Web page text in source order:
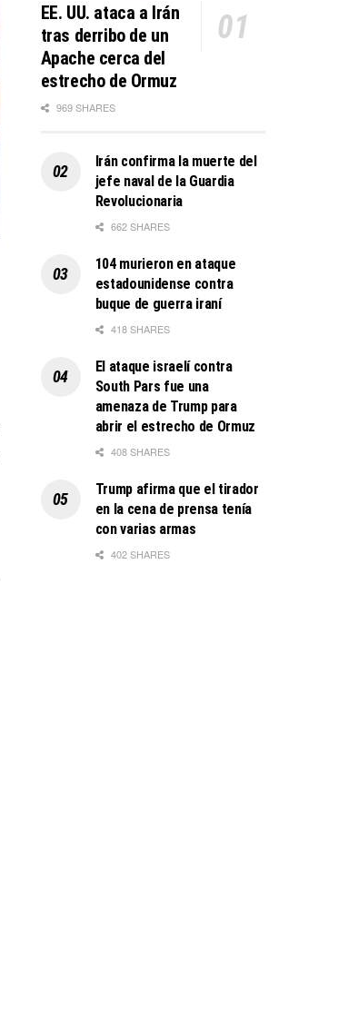
EE. UU. ataca a Irán
tras derribo de un
Apache cerca del
estrecho de Ormuz
969 SHARES
Irán confirma la muerte del
jefe naval de la Guardia
Revolucionaria
662 SHARES
104 murieron en ataque
estadounidense contra
buque de guerra iraní
418 SHARES
El ataque israelí contra
South Pars fue una
amenaza de Trump para
abrir el estrecho de Ormuz
408 SHARES
Trump afirma que el tirador
en la cena de prensa tenía
con varias armas
402 SHARES